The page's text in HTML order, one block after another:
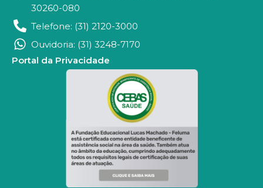
30260-080
Telefone: (31) 2120-3000
Ouvidoria: (31) 3248-7170
Portal da Privacidade